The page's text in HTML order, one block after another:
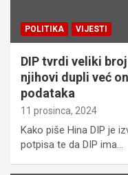
POLITIKA VIJESTI
DIP tvrdi veliki
njihovi dupli već
podataka
11 prosinca, 2024
Kako piše Hina DIP je
potpisa te da DIP ima…